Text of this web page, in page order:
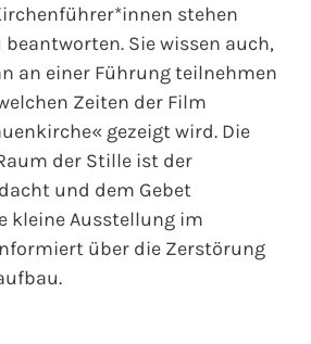
stehen
beantworten. Sie wissen auch,
an einer Führung teilnehmen
Zeiten der Film
gezeigt wird. Die
der Stille ist der
und dem Gebet
kleine Ausstellung im
über die Zerstörung